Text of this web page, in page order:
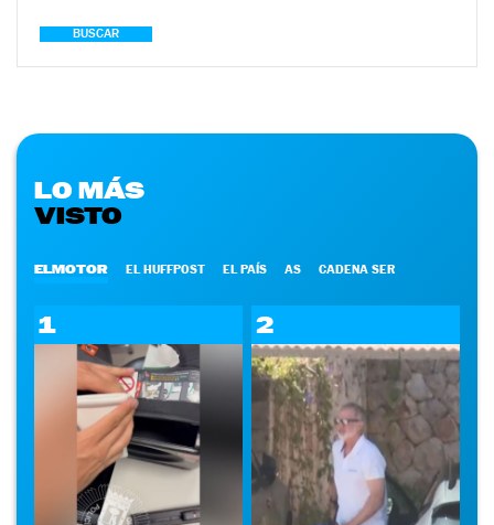
BUSCAR
LO MÁS
VISTO
ELMOTOR EL HUFFPOST EL PAÍS AS CADENA SER
1 2